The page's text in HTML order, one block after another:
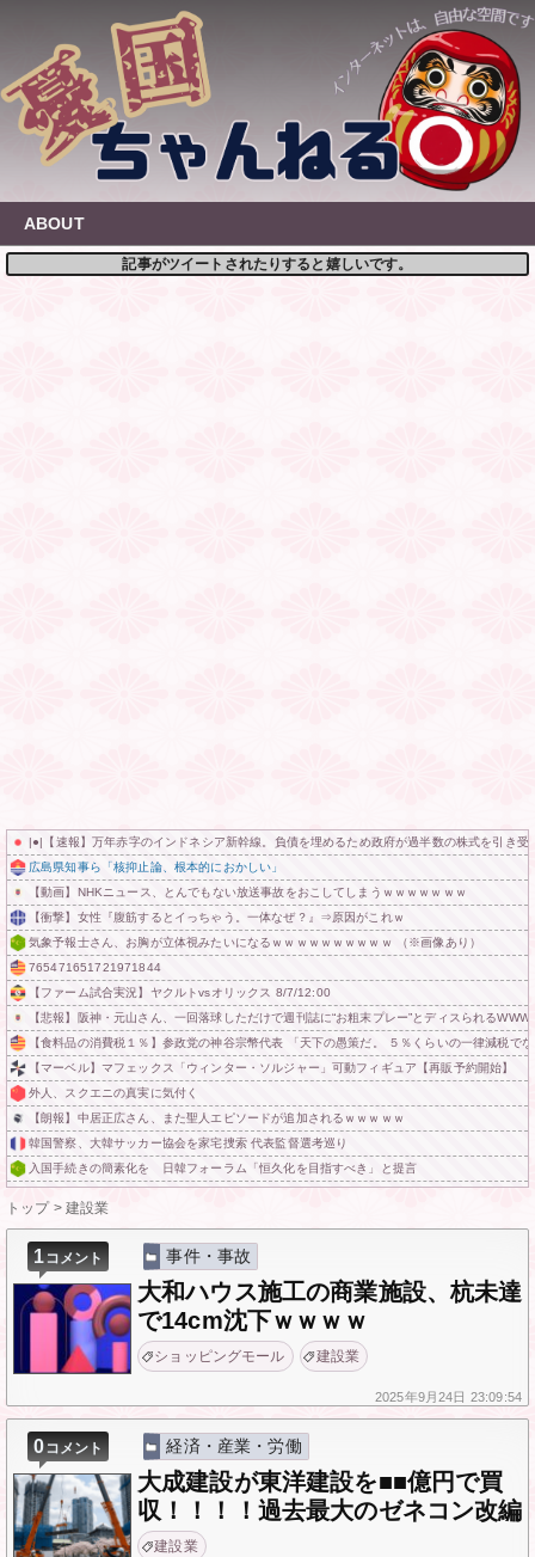
content
ABOUT
記事がツイートされたりすると嬉しいです。
|●|【速報】万年赤字のインドネシア新幹線。負債を埋めるため政府が過半数の株式を引き受
広島県知事ら「核抑止論、根本的におかしい」
【動画】NHKニュース、とんでもない放送事故をおこしてしまうｗｗｗｗｗｗｗ
【衝撃】女性『腹筋するとイっちゃう。一体なぜ？』⇒原因がこれｗ
気象予報士さん、お胸が立体視みたいになるｗｗｗｗｗｗｗｗｗｗ （※画像あり）
765471651721971844
【ファーム試合実況】ヤクルトvsオリックス 8/7/12:00
【悲報】阪神・元山さん、一回落球しただけで週刊誌に“お粗末プレー”とディスられる
【食料品の消費税１％】参政党の神谷宗幣代表 「天下の愚策だ。 ５％くらいの一律減税で
【マーベル】マフェックス「ウィンター・ソルジャー」可動フィギュア【再販予約開始】
外人、スクエニの真実に気付く
【朗報】中居正広さん、また聖人エピソードが追加されるｗｗｗｗｗ
韓国警察、大韓サッカー協会を家宅捜索 代表監督選考巡り
入国手続きの簡素化を 日韓フォーラム「恒久化を目指すべき」と提言
トップ> 建設業
1コメント 事件・事故
大和ハウス施工の商業施設、杭未達
で14cm沈下ｗｗｗｗ
ショッピングモール 建設業
2025年9月24日 23:09:54
0コメント 経済・産業・労働
大成建設が東洋建設を■■億円で買
収！！！！過去最大のゼネコン改編
建設業